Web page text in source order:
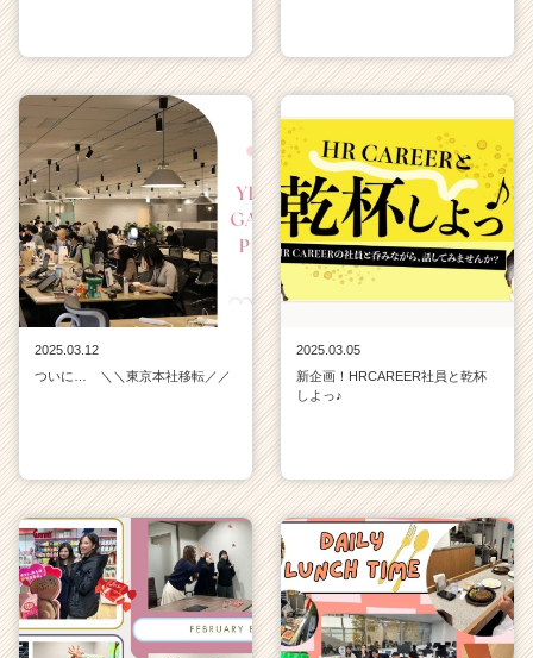
2025.03.12
ついに… ＼＼東京本社移転／／
2025.03.05
新企画！HRCAREER社員と乾杯
しよっ♪